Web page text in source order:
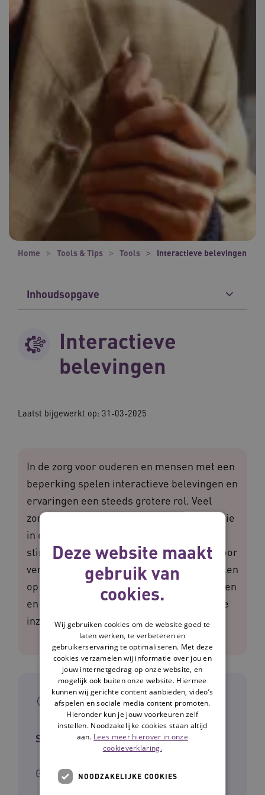
Home Tools & Tips Tools Interactieve belevingen
Inhoudsopgave
Interactieve
belevingen
Laatst bijgewerkt op: 31-03-2025
In de zorg voor ouderen en mensen met een
beperking spelen interactieve belevingen en
ervaringen een steeds grotere rol. Veel
zorgorganisaties zetten daarom technologie
in om cliënten mentaal en fysiek te
stimuleren. Of om ze juist rust te geven door
vertrouwde beelden. Je kunt zo ook inspelen
op hun verschillende voorkeuren, behoeften
en beperkingen. Je leest hier alles over de
inzet van interactieve belevingen.
In het kort
Sector
Gehandicaptenzorg, Ouderenzorg
Deze website maakt
gebruik van
cookies.
Wij gebruiken cookies om de website goed te
laten werken, te verbeteren en
gebruikerservaring te optimaliseren. Met deze
cookies verzamelen wij informatie over jou en
jouw internetgedrag op onze website, en
mogelijk ook buiten onze website. Hiermee
kunnen wij gerichte content aanbieden, video’s
afspelen en sociale media content promoten.
Hieronder kun je jouw voorkeuren zelf
instellen. Noodzakelijke cookies staan altijd
aan. Lees meer hierover in onze
cookieverklaring.
NOODZAKELIJKE COOKIES